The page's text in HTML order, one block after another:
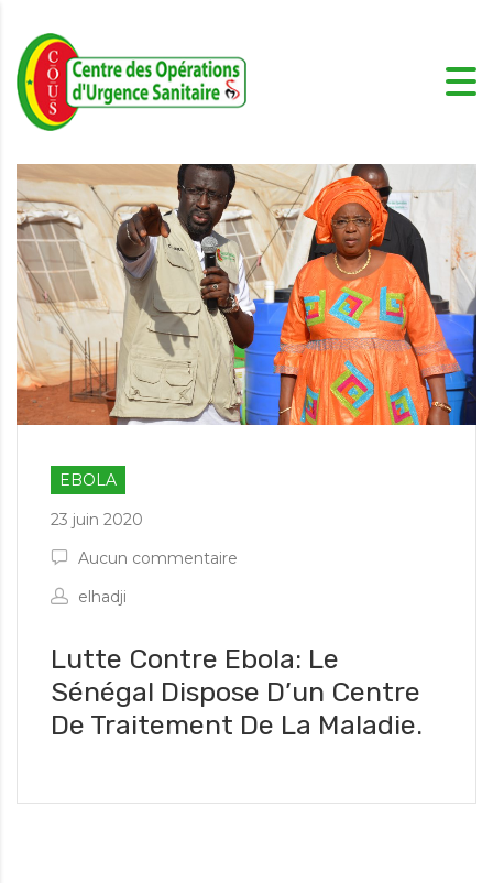
d'urgence
EBOLA
23 juin 2020
Aucun commentaire
elhadji
Lutte Contre Ebola: Le
Sénégal Dispose D’un Centre
De Traitement De La Maladie.